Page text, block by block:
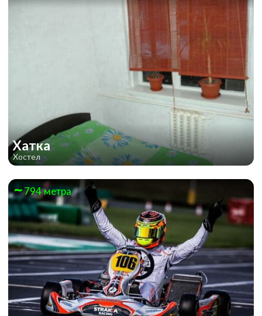
Хатка
Хостел
794 метра